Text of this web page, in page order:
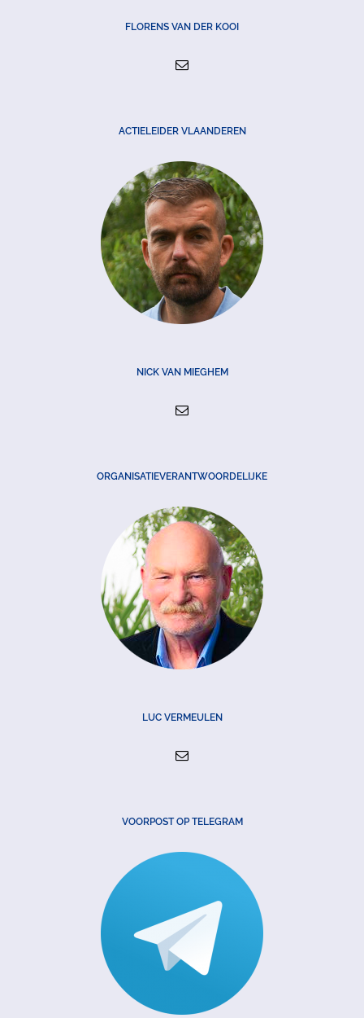
FLORENS VAN DER KOOI
ACTIELEIDER VLAANDEREN
NICK VAN MIEGHEM
ORGANISATIEVERANTWOORDELIJKE
LUC VERMEULEN
VOORPOST OP TELEGRAM